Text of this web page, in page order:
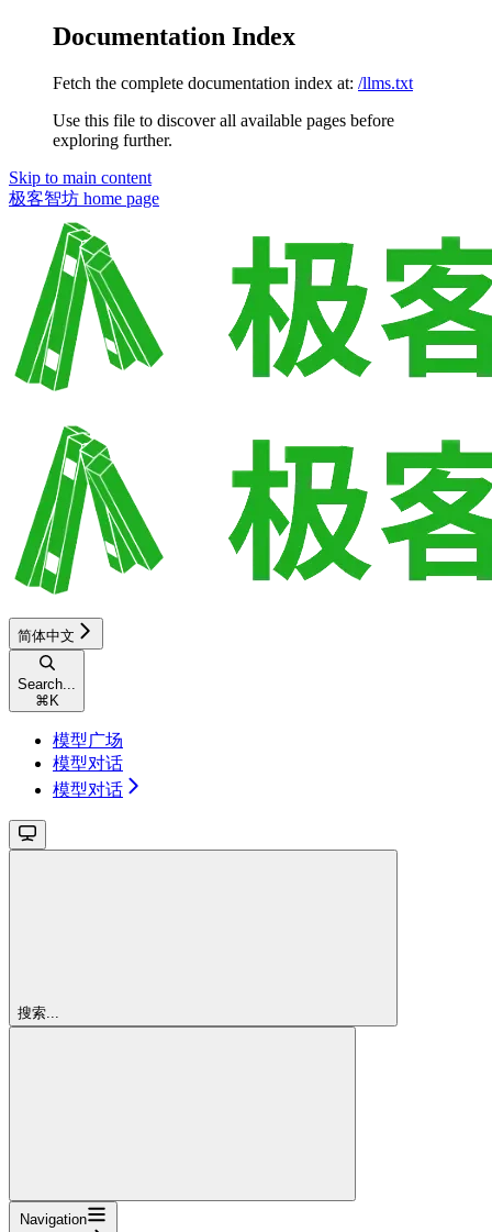
Documentation Index
Fetch the complete documentation index at: /llms.txt
Use this file to discover all available pages before
exploring further.
Skip to main content
极客智坊 home page
简体中文
Search...
⌘ K
模型广场
模型对话
模型对话
搜索...
Navigation